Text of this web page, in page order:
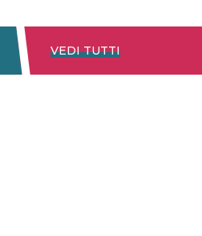
DISNEY+ NETFLIX
VEDI TUTTI